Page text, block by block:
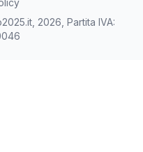
2026, Partita IVA: